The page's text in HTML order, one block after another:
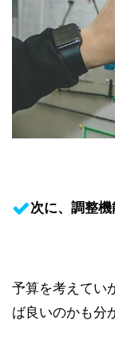
次に、調整
予算を考えてい
ば良いのかも分